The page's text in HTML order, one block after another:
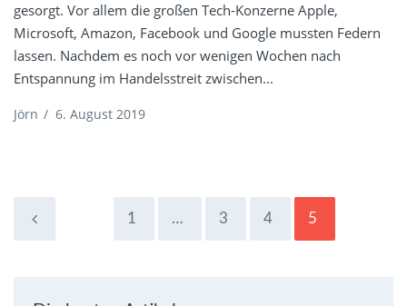
gesorgt. Vor allem die großen Tech-Konzerne Apple,
Microsoft, Amazon, Facebook und Google mussten Federn
lassen. Nachdem es noch vor wenigen Wochen nach
Entspannung im Handelsstreit zwischen...
Jörn / 6. August 2019
1 … 3 4 5